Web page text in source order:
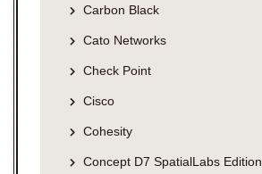
Carbon Black
Cato Networks
Check Point
Cisco
Cohesity
Concept D7 SpatialLabs Edition